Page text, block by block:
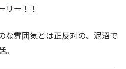
リー！！
な雰囲気とは正反対の、泥沼で